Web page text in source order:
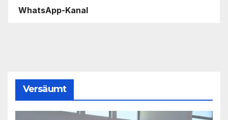
WhatsApp-Kanal
Versäumt